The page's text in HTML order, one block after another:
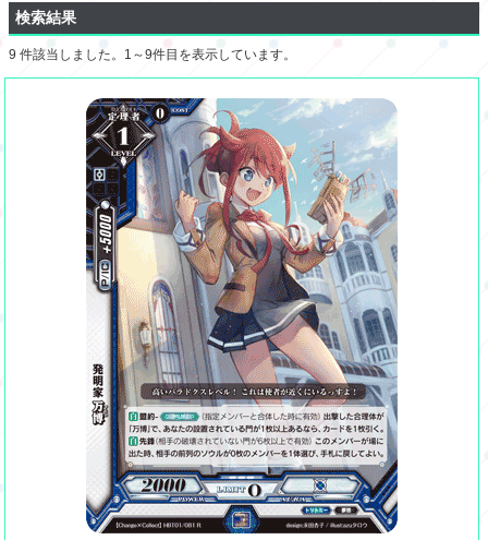
検索結果
9 件該当しました。1～9件目を表示しています。